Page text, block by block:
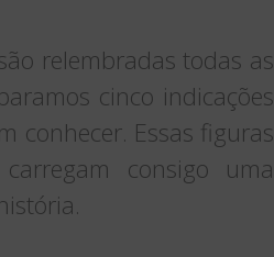
relembradas todas as
cinco indicações
conhecer. Essas figuras
consigo uma